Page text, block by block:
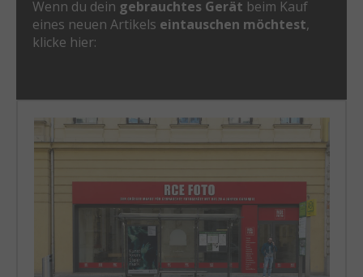
Wenn du dein gebrauchtes Gerät beim Kauf
eines neuen Artikels eintauschen möchtest,
klicke hier: